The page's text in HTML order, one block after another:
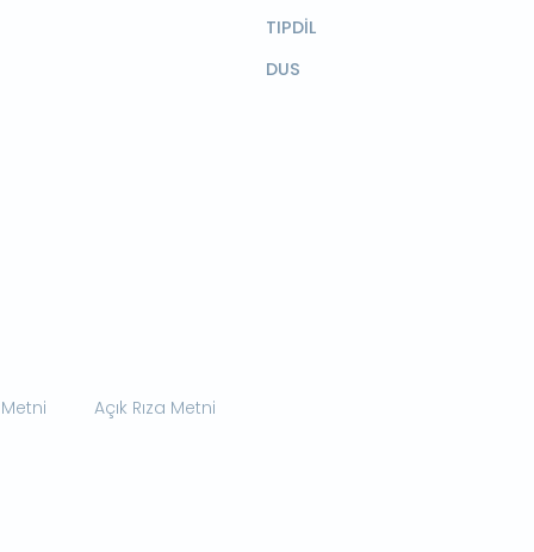
TIPDİL
DUS
Açık Rıza Metni